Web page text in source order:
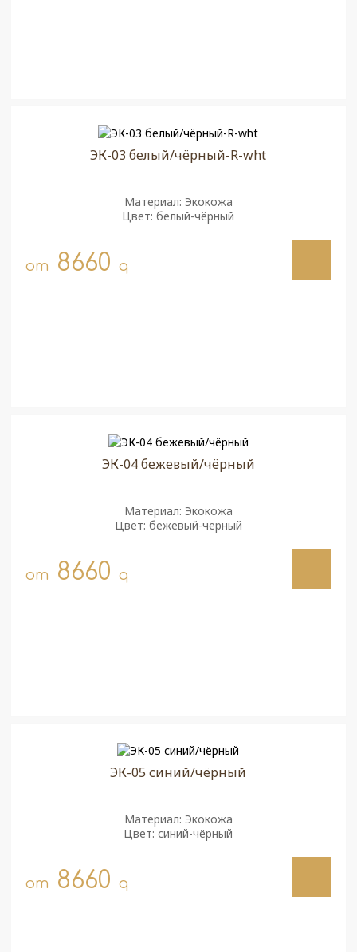
ЭК-03 белый/чёрный-R-wht
Материал: Экокожа
Цвет: белый-чёрный
от 8660 q
ЭК-04 бежевый/чёрный
Материал: Экокожа
Цвет: бежевый-чёрный
от 8660 q
ЭК-05 синий/чёрный
Материал: Экокожа
Цвет: синий-чёрный
от 8660 q